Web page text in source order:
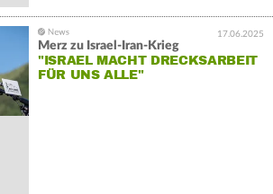
17.06.2025
Merz zu Israel-Iran-Krieg
"ISRAEL MACHT DRECKSARBEIT
FÜR UNS ALLE"